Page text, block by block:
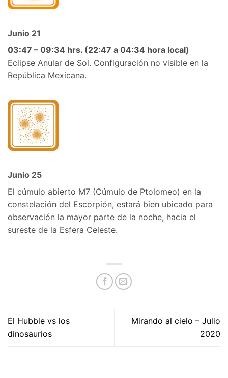
Junio 21
03:47 – 09:34 hrs. (22:47 a 04:34 hora local)
Eclipse Anular de Sol. Configuración no visible en la
República Mexicana.
Junio 25
El cúmulo abierto M7 (Cúmulo de Ptolomeo) en la
constelación del Escorpión, estará bien ubicado para
observación la mayor parte de la noche, hacia el
sureste de la Esfera Celeste.
El Hubble vs los
dinosaurios
Mirando al cielo – Julio
2020